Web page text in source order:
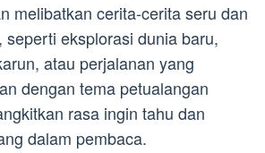
melibatkan cerita-cerita seru dan
seperti eksplorasi dunia baru,
atau perjalanan yang
dengan tema petualangan
rasa ingin tahu dan
dalam pembaca.